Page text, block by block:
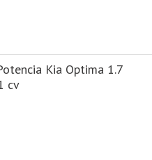
Kia Optima 1.7
cv